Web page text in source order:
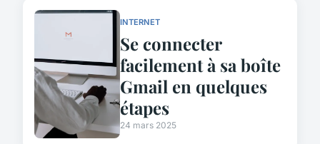
INTERNET
Se connecter
facilement à sa boîte
Gmail en quelques
étapes
24 mars 2025